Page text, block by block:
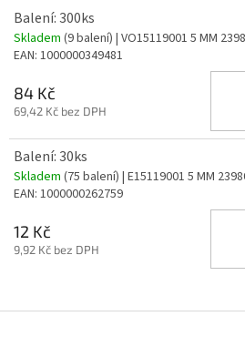
Balení: 300ks
Skladem (9 balení) | VO15119001 5 MM
EAN: 1000000349481
84 Kč
69,42 Kč bez DPH
Balení: 30ks
Skladem (75 balení) | E15119001 5 MM
EAN: 1000000262759
12 Kč
9,92 Kč bez DPH